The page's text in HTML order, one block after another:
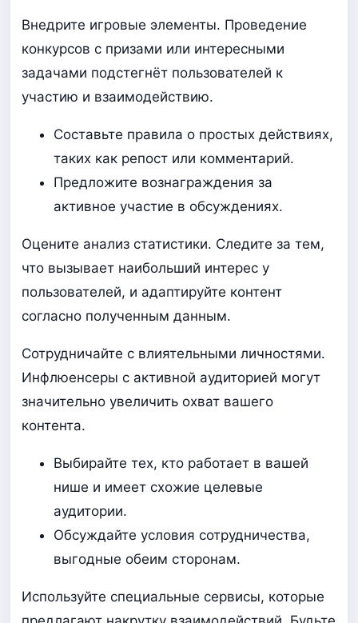
Внедрите игровые элементы. Проведение
конкурсов с призами или интересными
задачами подстегнёт пользователей к
участию и взаимодействию.
Составьте правила о простых действиях,
таких как репост или комментарий.
Предложите вознаграждения за
активное участие в обсуждениях.
Оцените анализ статистики. Следите за тем,
что вызывает наибольший интерес у
пользователей, и адаптируйте контент
согласно полученным данным.
Сотрудничайте с влиятельными личностями.
Инфлюенсеры с активной аудиторией могут
значительно увеличить охват вашего
контента.
Выбирайте тех, кто работает в вашей
нише и имеет схожие целевые
аудитории.
Обсуждайте условия сотрудничества,
выгодные обеим сторонам.
Используйте специальные сервисы, которые